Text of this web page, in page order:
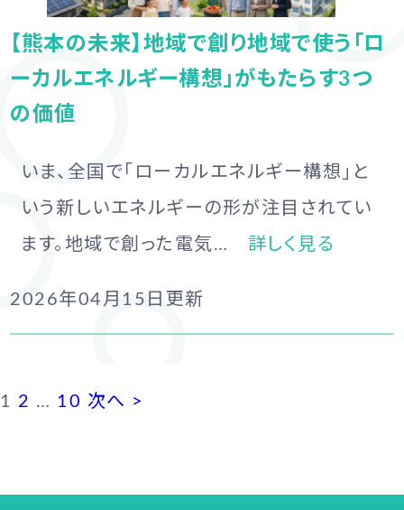
【熊本の未来】地域で創り地域で使う「ロ
ーカルエネルギー構想」がもたらす3つ
の価値
いま、全国で「ローカルエネルギー構想」と
いう新しいエネルギーの形が注目されてい
ます。地域で創った電気…
詳しく見る
2026年04月15日 更新
1 2 … 10 次へ >